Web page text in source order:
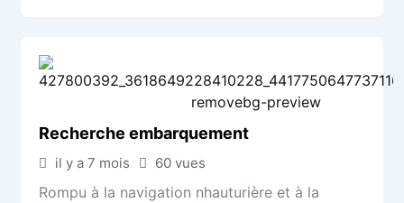
Recherche embarquement
il y a 7 mois 60 vues
Rompu à la navigation nhauturière et à la